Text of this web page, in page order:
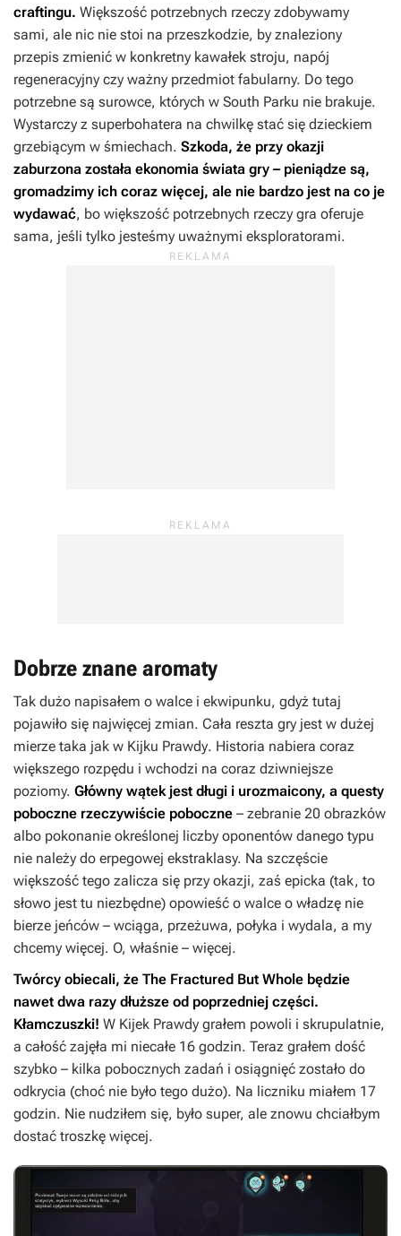
craftingu. Większość potrzebnych rzeczy zdobywamy
sami, ale nic nie stoi na przeszkodzie, by znaleziony
przepis zmienić w konkretny kawałek stroju, napój
regeneracyjny czy ważny przedmiot fabularny. Do tego
potrzebne są surowce, których w South Parku nie brakuje.
Wystarczy z superbohatera na chwilkę stać się dzieckiem
grzebiącym w śmiechach. Szkoda, że przy okazji
zaburzona została ekonomia świata gry – pieniądze są,
gromadzimy ich coraz więcej, ale nie bardzo jest na co je
wydawać, bo większość potrzebnych rzeczy gra oferuje
sama, jeśli tylko jesteśmy uważnymi eksploratorami.
Dobrze znane aromaty
Tak dużo napisałem o walce i ekwipunku, gdyż tutaj
pojawiło się najwięcej zmian. Cała reszta gry jest w dużej
mierze taka jak w Kijku Prawdy. Historia nabiera coraz
większego rozpędu i wchodzi na coraz dziwniejsze
poziomy. Główny wątek jest długi i urozmaicony, a questy
poboczne rzeczywiście poboczne – zebranie 20 obrazków
albo pokonanie określonej liczby oponentów danego typu
nie należy do erpegowej ekstraklasy. Na szczęście
większość tego zalicza się przy okazji, zaś epicka (tak, to
słowo jest tu niezbędne) opowieść o walce o władzę nie
bierze jeńców – wciąga, przeżuwa, połyka i wydala, a my
chcemy więcej. O, właśnie – więcej.
Twórcy obiecali, że The Fractured But Whole będzie
nawet dwa razy dłuższe od poprzedniej części.
Kłamczuszki! W Kijek Prawdy grałem powoli i skrupulatnie,
a całość zajęła mi niecałe 16 godzin. Teraz grałem dość
szybko – kilka pobocznych zadań i osiągnięć zostało do
odkrycia (choć nie było tego dużo). Na liczniku miałem 17
godzin. Nie nudziłem się, było super, ale znowu chciałbym
dostać troszkę więcej.